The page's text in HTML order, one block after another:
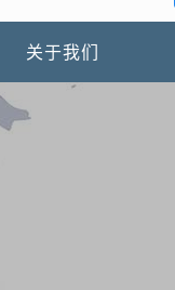
关于我们